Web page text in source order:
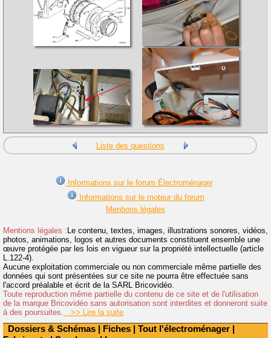
Dossiers & Schémas Fiches Tout l'électroménager
Liste des questions
Informations sur le forum Électroménager
Informations sur le moteur du forum
Mentions légales
Mentions légales : Le contenu, textes, images, illustrations sonores, vidéos,
photos, animations, logos et autres documents constituent ensemble une
œuvre protégée par les lois en vigueur sur la propriété intellectuelle (article
L.122-4).
Aucune exploitation commerciale ou non commerciale même partielle des
données qui sont présentées sur ce site ne pourra être effectuée sans
l'accord préalable et écrit de la SARL Bricovidéo.
Toute reproduction même partielle du contenu de ce site et de l'utilisation
de la marque Bricovidéo sans autorisation sont interdites et donneront suite
à des poursuites. >> Lire la suite